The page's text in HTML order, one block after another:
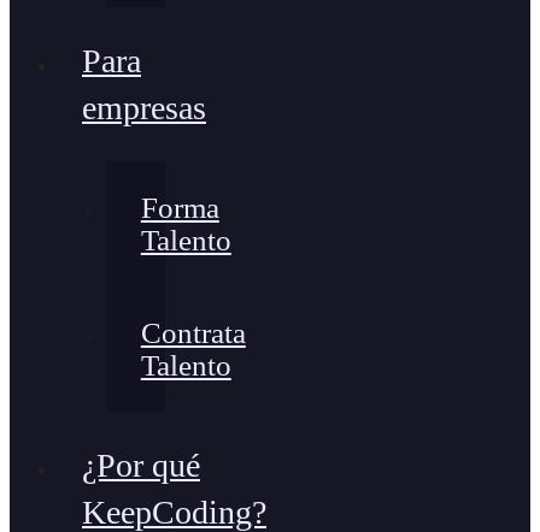
Para
empresas
Forma
Talento
Contrata
Talento
¿Por qué
KeepCoding?